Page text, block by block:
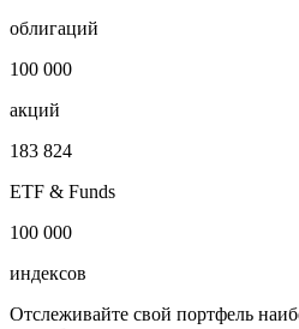
Откройте глобальную базу данных
1 000 000
облигаций
100 000
акций
183 824
ETF & Funds
100 000